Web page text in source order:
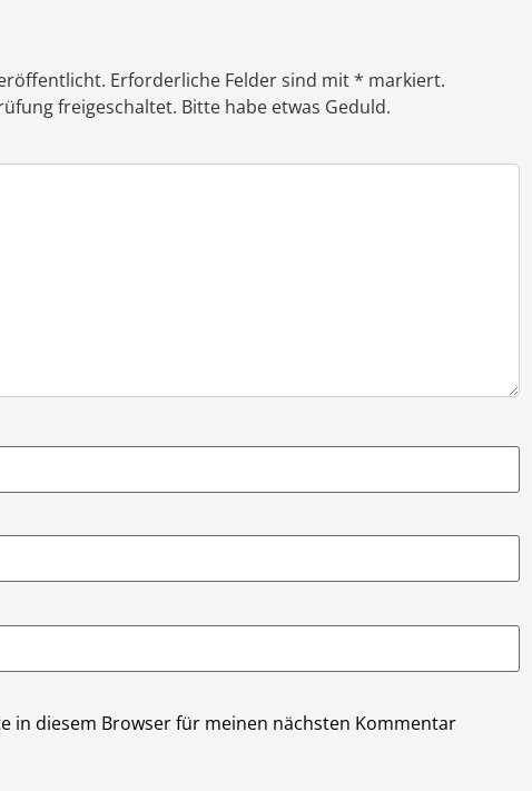
Erforderliche Felder sind mit * markiert.
freigeschaltet. Bitte habe etwas Geduld.
in diesem Browser für meinen nächsten Kommentar